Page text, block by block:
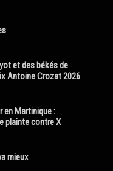
et des békés de
Antoine Crozat 2026
en Martinique :
plainte contre X
mieux